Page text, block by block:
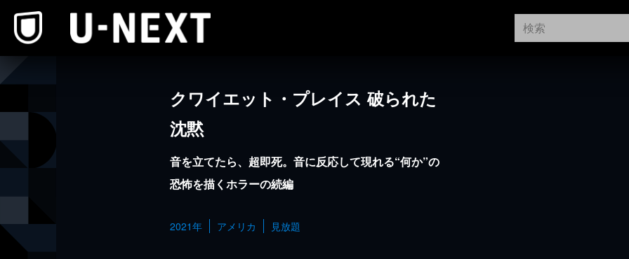
クワイエット・プレイス 破られた
沈黙
音を立てたら、超即死。音に反応して現れる“何か”の
恐怖を描くホラーの続編
2021年 アメリカ 見放題